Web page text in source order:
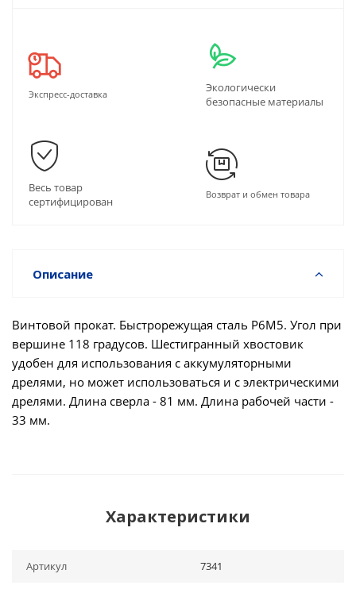
Экспресс-доставка
Экологически
безопасные материалы
Весь товар
сертифицирован
Возврат и обмен товара
Описание
Винтовой прокат. Быстрорежущая сталь Р6М5. Угол при
вершине 118 градусов. Шестигранный хвостовик
удобен для использования с аккумуляторными
дрелями, но может использоваться и с электрическими
дрелями. Длина сверла - 81 мм. Длина рабочей части -
33 мм.
Характеристики
Артикул 7341